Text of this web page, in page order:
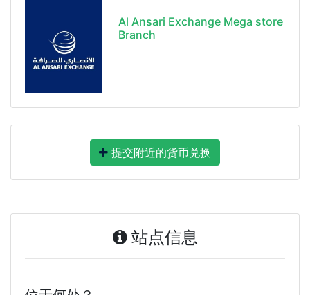
Al Ansari Exchange Mega store
Branch
提交附近的货币兑换
站点信息